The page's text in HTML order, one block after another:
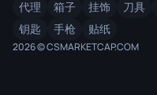
代理 箱子 挂饰 刀具
钥匙
手枪 贴纸
2026 © CSMARKETCAP.COM